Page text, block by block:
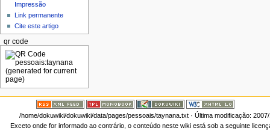
Impressão
Link permanente
Cite este artigo
qr code
/home/dokuwiki/dokuwiki/data/pages/pessoais/taynana.txt· Última modificação:
Exceto onde for informado ao contrário, o conteúdo neste wiki está sob a seguinte